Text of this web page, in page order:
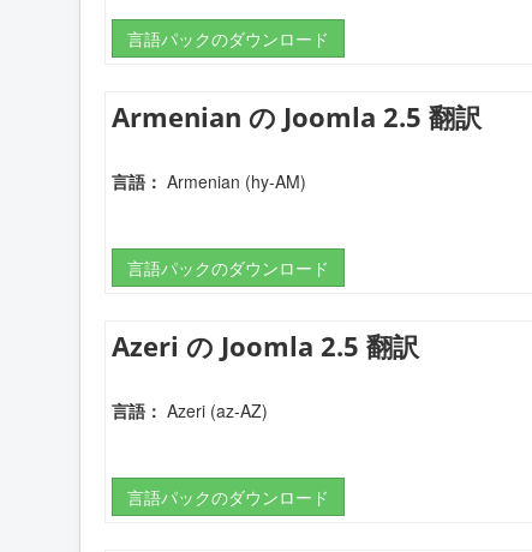
言語パックのダウンロード
Armenian の Joomla 2.5 翻訳
言語： Armenian (hy-AM)
言語パックのダウンロード
Azeri の Joomla 2.5 翻訳
言語： Azeri (az-AZ)
言語パックのダウンロード